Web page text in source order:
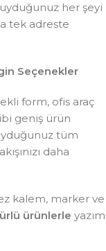
her şeyi
tek adreste
Seçenekler
form, ofis araç
geniş ürün
tüm
daha
kalem, marker ve
ürünlerle yazım